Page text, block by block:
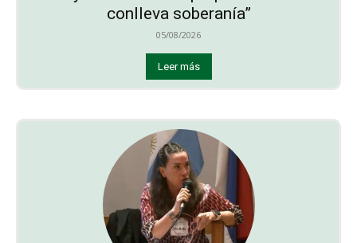
conlleva soberanía”
05/08/2026
Leer más